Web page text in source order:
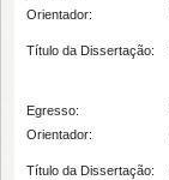
Orientador:
Título da Dissertação:
Egresso:
Orientador:
Título da Dissertação: